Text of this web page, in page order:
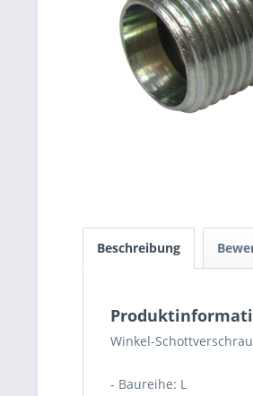
Beschreibung
Winkel-
- Baureihe: L